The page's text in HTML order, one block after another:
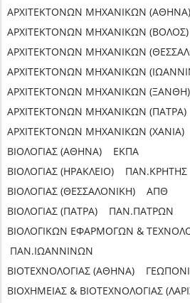
ΑΡΧΙΤΕΚΤΟΝΩΝ ΜΗΧΑΝΙΚΩΝ
ΑΡΧΙΤΕΚΤΟΝΩΝ ΜΗΧΑΝΙΚΩΝ
ΑΡΧΙΤΕΚΤΟΝΩΝ ΜΗΧΑΝΙΚΩΝ
ΑΡΧΙΤΕΚΤΟΝΩΝ ΜΗΧΑΝΙΚΩΝ
ΑΡΧΙΤΕΚΤΟΝΩΝ ΜΗΧΑΝΙΚΩΝ
ΑΡΧΙΤΕΚΤΟΝΩΝ ΜΗΧΑΝΙΚΩΝ
ΑΡΧΙΤΕΚΤΟΝΩΝ ΜΗΧΑΝΙΚΩΝ
ΒΙΟΛΟΓΙΑΣ (ΑΘΗΝΑ) ΕΚΠΑ
ΒΙΟΛΟΓΙΑΣ (ΗΡΑΚΛΕΙΟ) ΠΑΝ.ΚΡΗΤΗΣ
ΒΙΟΛΟΓΙΑΣ (ΘΕΣΣΑΛΟΝΙΚΗ) ΑΠΘ
ΒΙΟΛΟΓΙΑΣ (ΠΑΤΡΑ) ΠΑΝ.ΠΑΤΡΩΝ
ΒΙΟΛΟΓΙΚΩΝ ΕΦΑΡΜΟΓΩΝ &
ΠΑΝ.ΙΩΑΝΝΙΝΩΝ
ΒΙΟΤΕΧΝΟΛΟΓΙΑΣ (ΑΘΗΝΑ)
ΒΙΟΧΗΜΕΙΑΣ & ΒΙΟΤΕΧΝΟΛΟΓΙΑΣ